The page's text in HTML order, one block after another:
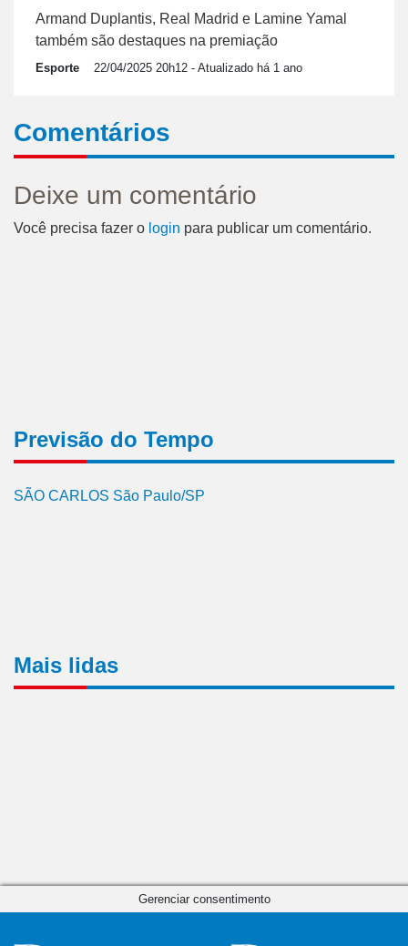
Armand Duplantis, Real Madrid e Lamine Yamal
também são destaques na premiação
Esporte 22/04/2025 20h12 - Atualizado há 1 ano
Comentários
Deixe um comentário
Você precisa fazer o login para publicar um comentário.
Previsão do Tempo
SÃO CARLOS São Paulo/SP
Mais lidas
Gerenciar consentimento